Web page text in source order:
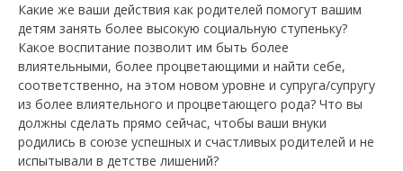
Какие же ваши действия как родителей помогут вашим
детям занять более высокую социальную ступеньку?
Какое воспитание позволит им быть более
влиятельными, более процветающими и найти себе,
соответственно, на этом новом уровне и супруга/супругу
из более влиятельного и процветающего рода? Что вы
должны сделать прямо сейчас, чтобы ваши внуки
родились в союзе успешных и счастливых родителей и не
испытывали в детстве лишений?